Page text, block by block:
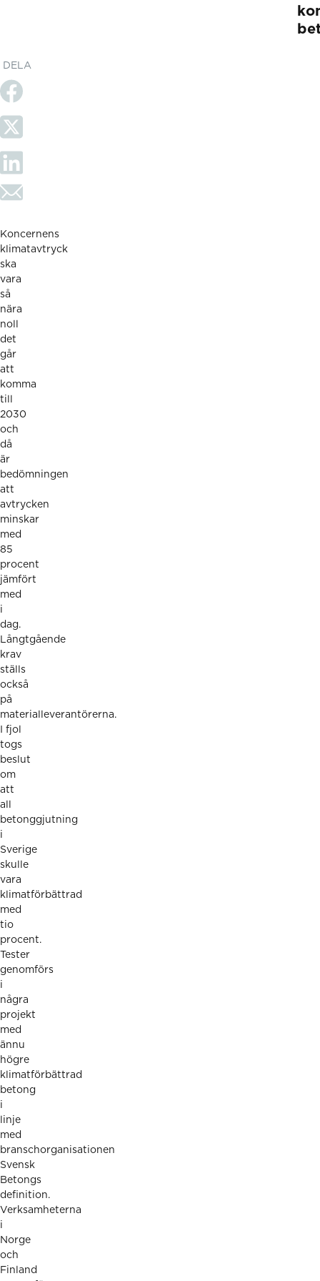
DELA
Koncernens
klimatavtryck
ska
vara
så
nära
noll
det
går
att
komma
till
2030
och
då
är
bedömningen
att
avtrycken
minskar
med
85
procent
jämfört
med
i
dag.
Långtgående
krav
ställs
också
på
materialleverantörerna.
I fjol
togs
beslut
om
att
all
betonggjutning
i
Sverige
skulle
vara
klimatförbättrad
med
tio
procent.
Tester
genomförs
i
några
projekt
med
ännu
högre
klimatförbättrad
betong
i
linje
med
branschorganisationen
Svensk
Betongs
definition.
Verksamheterna
i
Norge
och
Finland